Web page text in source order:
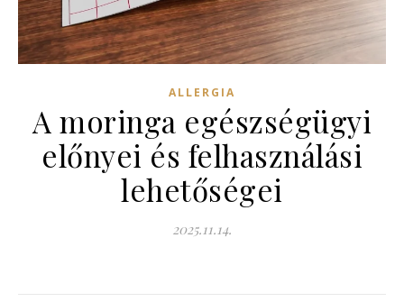
ALLERGIA
A moringa egészségügyi
előnyei és felhasználási
lehetőségei
2025.11.14.